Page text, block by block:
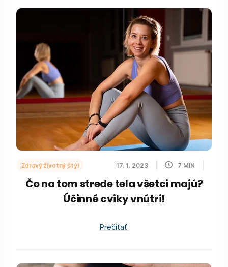
Zdravý životný štýl 17. 1. 2023 7 MIN
Čo na tom strede tela všetci majú?
Účinné cviky vnútri!
Prečítať